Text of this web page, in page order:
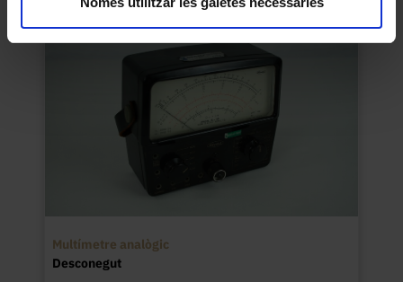
Multímetre analògic
Desconegut